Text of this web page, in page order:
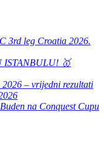
3rd leg Croatia 2026.
ISTANBULU! 🥇
2026 – vrijedni rezultati
na Conquest Cupu